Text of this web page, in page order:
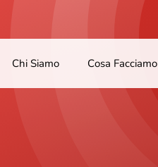
Chi Siamo Cosa Facciamo